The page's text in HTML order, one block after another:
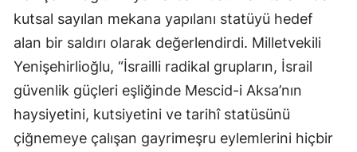
kutsal sayılan mekana yapılanı statüyü hedef
alan bir saldırı olarak değerlendirdi. Milletvekili
Yenişehirlioğlu, “İsrailli radikal grupların, İsrail
güvenlik güçleri eşliğinde Mescid-i Aksa’nın
haysiyetini, kutsiyetini ve tarihî statüsünü
çiğnemeye çalışan gayrimeşru eylemlerini hiçbir